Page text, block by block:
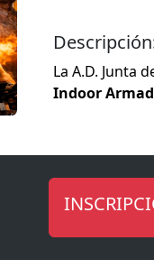
La A.D. Junta
Indoor
el Patio de
Se trata de
aproximada
un aforo